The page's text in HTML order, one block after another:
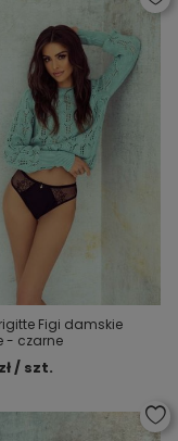
Figi damskie
- czarne
/ szt.